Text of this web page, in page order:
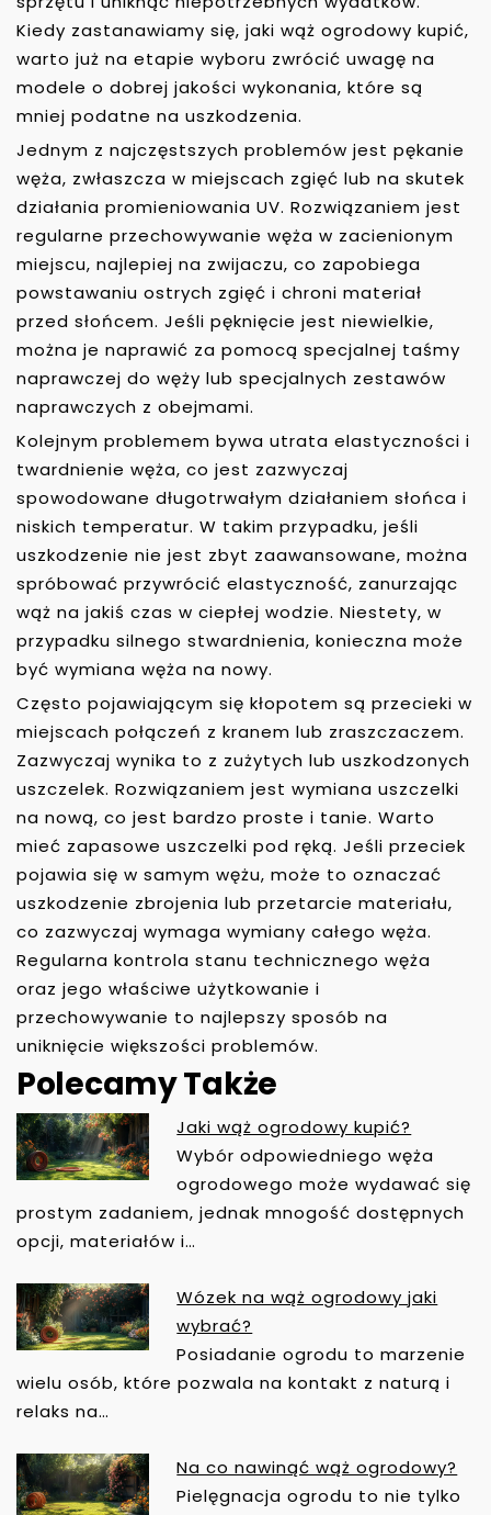
Kiedy zastanawiamy się, jaki wąż ogrodowy kupić,
warto już na etapie wyboru zwrócić uwagę na
modele o dobrej jakości wykonania, które są
mniej podatne na uszkodzenia.
Jednym z najczęstszych problemów jest pękanie
węża, zwłaszcza w miejscach zgięć lub na skutek
działania promieniowania UV. Rozwiązaniem jest
regularne przechowywanie węża w zacienionym
miejscu, najlepiej na zwijaczu, co zapobiega
powstawaniu ostrych zgięć i chroni materiał
przed słońcem. Jeśli pęknięcie jest niewielkie,
można je naprawić za pomocą specjalnej taśmy
naprawczej do węży lub specjalnych zestawów
naprawczych z obejmami.
Kolejnym problemem bywa utrata elastyczności i
twardnienie węża, co jest zazwyczaj
spowodowane długotrwałym działaniem słońca i
niskich temperatur. W takim przypadku, jeśli
uszkodzenie nie jest zbyt zaawansowane, można
spróbować przywrócić elastyczność, zanurzając
wąż na jakiś czas w ciepłej wodzie. Niestety, w
przypadku silnego stwardnienia, konieczna może
być wymiana węża na nowy.
Często pojawiającym się kłopotem są przecieki w
miejscach połączeń z kranem lub zraszczaczem.
Zazwyczaj wynika to z zużytych lub uszkodzonych
uszczelek. Rozwiązaniem jest wymiana uszczelki
na nową, co jest bardzo proste i tanie. Warto
mieć zapasowe uszczelki pod ręką. Jeśli przeciek
pojawia się w samym wężu, może to oznaczać
uszkodzenie zbrojenia lub przetarcie materiału,
co zazwyczaj wymaga wymiany całego węża.
Regularna kontrola stanu technicznego węża
oraz jego właściwe użytkowanie i
przechowywanie to najlepszy sposób na
uniknięcie większości problemów.
Polecamy Także
Jaki wąż ogrodowy kupić?
Wybór odpowiedniego węża
ogrodowego może wydawać się
prostym zadaniem, jednak mnogość dostępnych
opcji, materiałów i…
Wózek na wąż ogrodowy jaki
wybrać?
Posiadanie ogrodu to marzenie
wielu osób, które pozwala na kontakt z naturą i
relaks na…
Na co nawinąć wąż ogrodowy?
Pielęgnacja ogrodu to nie tylko
N
A
W
I
A
C
J
A
W
P
I
S
U